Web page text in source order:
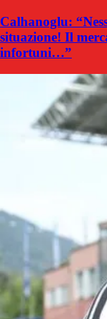
Calhanoglu:
situazione! Il
infortuni…”